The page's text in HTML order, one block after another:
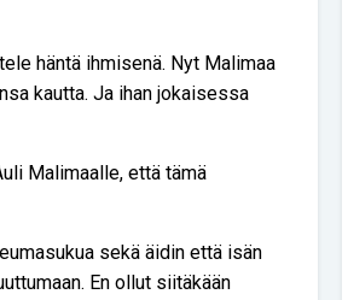
häntä ihmisenä. Nyt Malimaa
kautta. Ja ihan jokaisessa
Malimaalle, että tämä
sekä äidin että isän
En ollut siitäkään